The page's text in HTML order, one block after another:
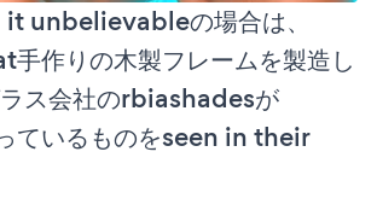
unbelievableの場合は、
作りの木製フレームを製造し
ス会社のrbiashadesが
ているものをseen in their